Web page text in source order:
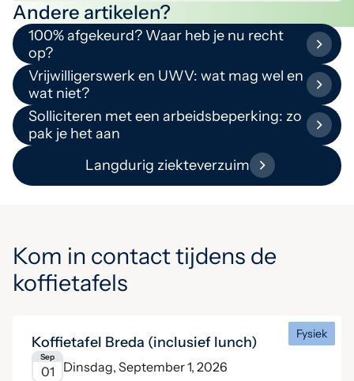
Andere artikelen?
100% afgekeurd? Waar heb je nu recht
op?
Vrijwilligerswerk en UWV: wat mag wel en
wat niet?
Solliciteren met een arbeidsbeperking: zo
pak je het aan
Langdurig ziekteverzuim
Kom in contact tijdens de
koffietafels
Koffietafel Breda (inclusief lunch)
Sep
01
Dinsdag, September 1, 2026
Fysiek